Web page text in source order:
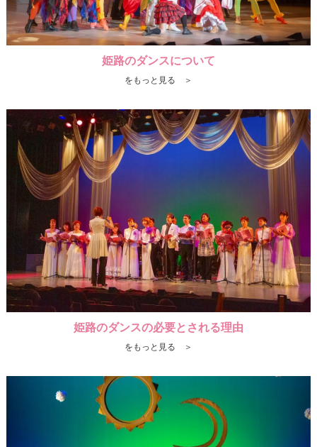
姫路のダンスについて
をもっと見る ＞
姫路のダンスの必要とされる理由
をもっと見る ＞